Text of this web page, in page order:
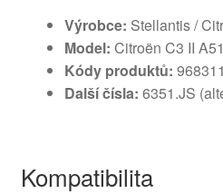
Výrobce: Stellantis /
Model: Citroën C3 II
Kódy produktů:
Další čísla: 6351.JS
Kompatibilita